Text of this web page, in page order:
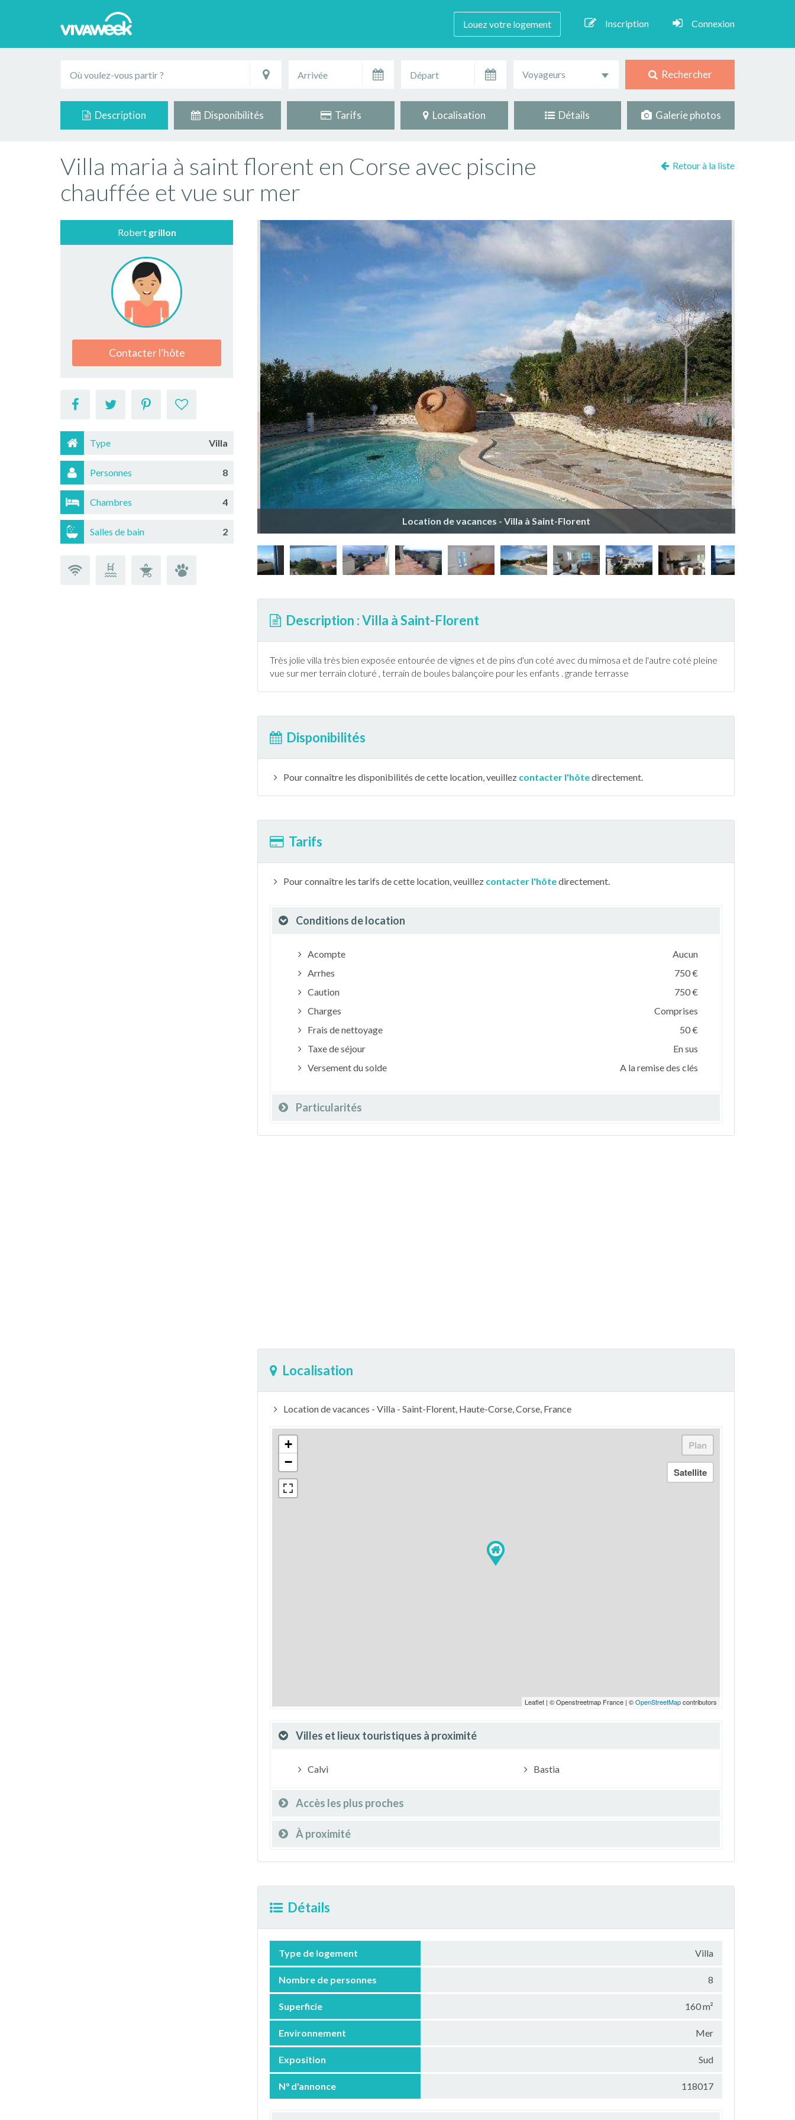
Louez votre logement Inscription Connexion
Voyageurs Rechercher
Description Disponibilités Tarifs Localisation Détails Galerie photos
Villa maria à saint florent en Corse avec piscine
chauffée et vue sur mer
Retour à la liste
Robert grillon
Contacter l'hôte
Type Villa
Personnes 8
Chambres 4
Salles de bain 2
Location de vacances - Villa à Saint-Florent
Description : Villa à Saint-Florent
Très jolie villa très bien exposée entourée de vignes et de pins d'un coté avec du mimosa et de l'autre coté pleine
vue sur mer terrain cloturé , terrain de boules balançoire pour les enfants . grande terrasse
Disponibilités
Pour connaître les disponibilités de cette location, veuillez contacter l'hôtedirectement.
Tarifs
Pour connaître les tarifs de cette location, veuillez contacter l'hôtedirectement.
Conditions de location
Acompte
Aucun
Arrhes
750 €
Caution
750 €
Charges
Comprises
Frais de nettoyage
50 €
Taxe de séjour
En sus
Versement du solde
A la remise des clés
Particularités
Localisation
Location de vacances - Villa - Saint-Florent, Haute-Corse, Corse, France
+
−
Leaflet | © Openstreetmap France | ©OpenStreetMapcontributors
Villes et lieux touristiques à proximité
Calvi Bastia
Accès les plus proches
À proximité
Détails
Type de logement Villa
Nombre de personnes 8
Superficie 160 m²
Environnement Mer
Exposition Sud
N° d'annonce 118017